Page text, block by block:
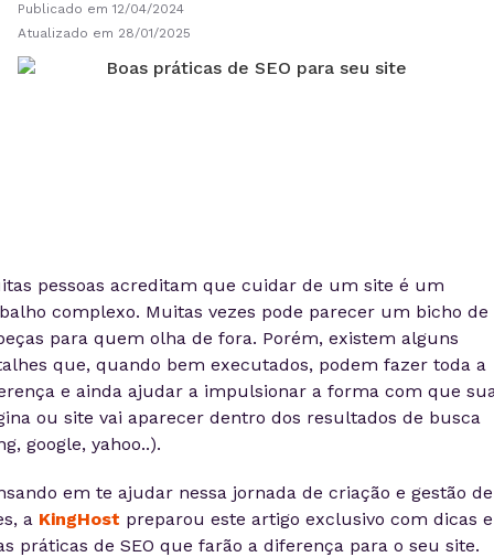
Publicado em 12/04/2024
Atualizado em 28/01/2025
pessoas acreditam que cuidar de um site é um
complexo. Muitas vezes pode parecer um bicho de
para quem olha de fora. Porém, existem alguns
que, quando bem executados, podem fazer toda a
e ainda ajudar a impulsionar a forma com que
ou site vai aparecer dentro dos resultados de busca
google, yahoo..).
em te ajudar nessa jornada de criação e gestão de
a KingHost preparou este artigo exclusivo com dicas e
práticas de SEO que farão a diferença para o seu site.